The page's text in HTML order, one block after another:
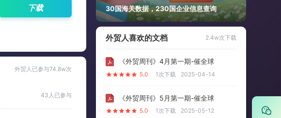
下载
外贸人已参与74.8w次
43人已参与
30国海关数据，230国企业信息查询
外贸人喜欢的文档 2.4w次下载
《外贸周刊》4月第一期-催全球
5.0 1次下载 2025-04-14
《外贸周刊》5月第一期-催全球
5.0 1次下载 2025-05-12